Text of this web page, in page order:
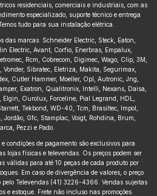
residenciais, comerciais e industriais, com as
especializado, suporte técnico e entrega
tudo para sua instalação elétrica.
das marcas: Schneider Electric, Steck, Eaton,
Electric, Avant, Corfio, Enerbras, Empalux,
Rcm, Cobrecom, Digimec, Wago, Clip, 3M,
Sibratec, Eletriza, Makita, Segurimax,
Cutler Hammer, Moeller, Opl, Autronic, Jng,
Exatron, Qualitronix, Intelli, Nexans, Daisa,
Ourolux, Forceline, Pial Legrand, HDL,
Tekbond, WD-40, Tcm, Brasiltec, Impol,
Gfc, Stamplac, Voigt, Rohdina, Brum,
Pezzi e Pado.
condições de pagamento são exclusivos para
lojas físicas e televendas. Os preços podem ser
válidas para até 10 peças de cada produto por
Em caso de divergência de valores, o preço
Televendas (41) 3226-4366. Vendas sujeitas
e estoque. Frete não incluso nas promoções.